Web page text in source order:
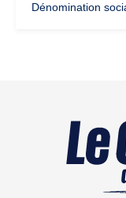
Dénomination